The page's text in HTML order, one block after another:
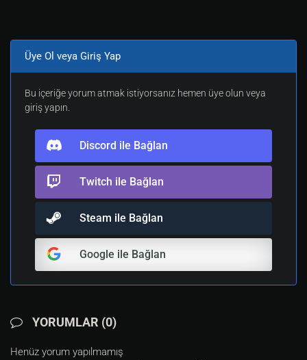
Üye Ol veya Giriş Yap
Bu içeriğe yorum atmak istiyorsanız hemen üye olun veya
giriş yapın.
Discord ile Bağlan
Twitch ile Bağlan
Steam ile Bağlan
Google ile Bağlan
YORUMLAR (0)
Henüz yorum yapılmamış